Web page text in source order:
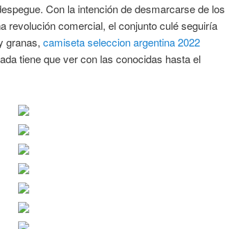
Con la intención de desmarcarse de los
revolución comercial, el conjunto culé seguiría
granas, camiseta seleccion argentina 2022
tiene que ver con las conocidas hasta el